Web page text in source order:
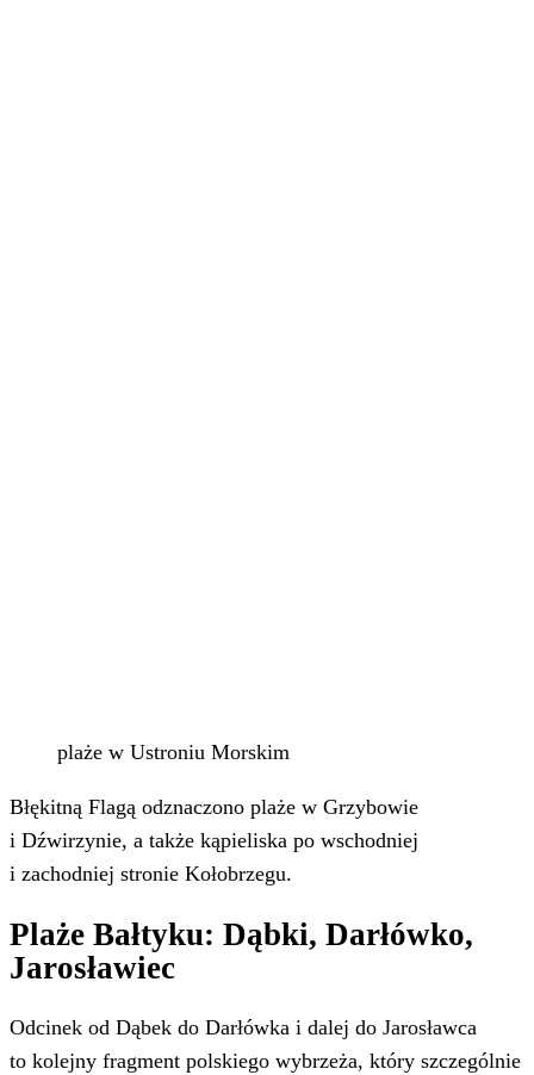
plaże w Ustroniu Morskim
Błękitną Flagą odznaczono plaże w Grzybowie
i Dźwirzynie, a także kąpieliska po wschodniej
i zachodniej stronie Kołobrzegu.
Plaże Bałtyku: Dąbki, Darłówko,
Jarosławiec
Odcinek od Dąbek do Darłówka i dalej do Jarosławca
to kolejny fragment polskiego wybrzeża, który szczególnie